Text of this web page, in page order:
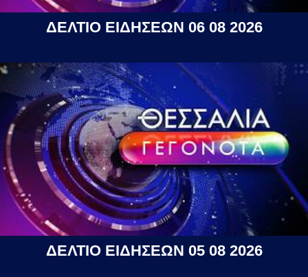
ΔΕΛΤΙΟ ΕΙΔΗΣΕΩΝ 06 08 2026
ΔΕΛΤΙΟ ΕΙΔΗΣΕΩΝ 05 08 2026